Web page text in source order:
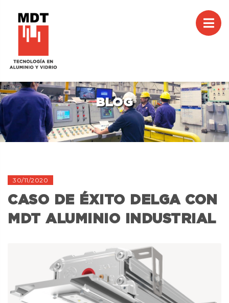
BLOG
30/11/2020
CASO DE ÉXITO DELGA CON
MDT ALUMINIO INDUSTRIAL